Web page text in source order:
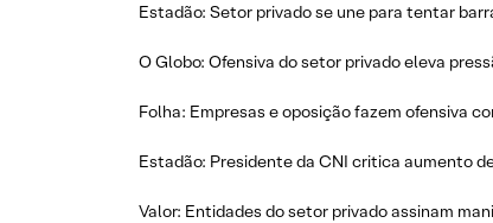
Estadão: Setor privado se une para tentar
O Globo: Ofensiva do setor privado eleva
Folha: Empresas e oposição fazem ofensiva
Estadão: Presidente da CNI critica aumento
Valor: Entidades do setor privado assinam